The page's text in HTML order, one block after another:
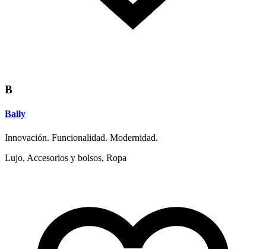
B
Bally
Innovación. Funcionalidad. Modernidad.
Lujo, Accesorios y bolsos, Ropa